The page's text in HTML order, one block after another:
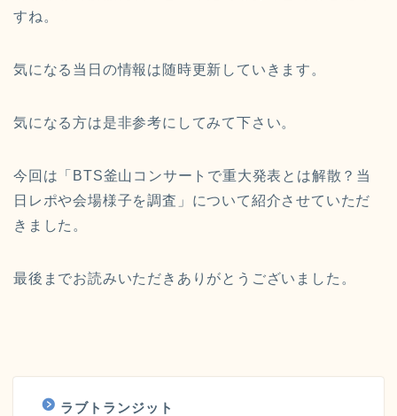
すね。
気になる当日の情報は随時更新していきます。
気になる方は是非参考にしてみて下さい。
今回は「BTS釜山コンサートで重大発表とは解散？当
日レポや会場様子を調査」について紹介させていただ
きました。
最後までお読みいただきありがとうございました。
ラブトランジット